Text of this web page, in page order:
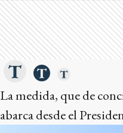
La medida, que de
abarca desde el